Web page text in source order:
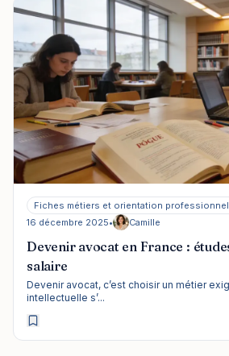
Fiches métiers et orientation
16 décembre 2025• Camille
Devenir avocat en France :
salaire
Devenir avocat, c’est choisir un métier
intellectuelle s’...